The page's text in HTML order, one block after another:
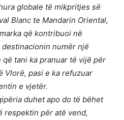
globale të mikpritjes së
Blanc te Mandarin Oriental,
që kontribuoi në
numër një
tani ka pranuar të vijë për
Vlorë, pasi e ka refuzuar
e vjetër.
duhet apo do të bëhet
respektin për atë vend,